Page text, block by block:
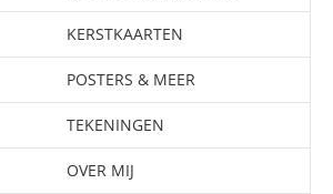
KERSTKAARTEN
POSTERS & MEER
TEKENINGEN
OVER MIJ